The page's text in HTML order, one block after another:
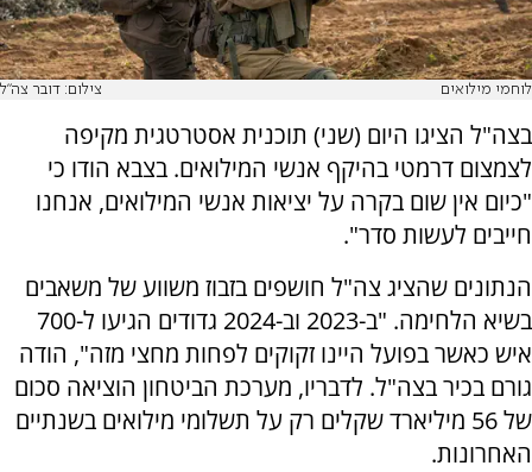
לוחמי מילואים צילום: דובר צה"ל
בצה"ל הציגו היום (שני) תוכנית אסטרטגית מקיפה
לצמצום דרמטי בהיקף אנשי המילואים. בצבא הודו כי
"כיום אין שום בקרה על יציאות אנשי המילואים, אנחנו
חייבים לעשות סדר".
הנתונים שהציג צה"ל חושפים בזבוז משווע של משאבים
בשיא הלחימה. "ב-2023 וב-2024 גדודים הגיעו ל-700
איש כאשר בפועל היינו זקוקים לפחות מחצי מזה", הודה
גורם בכיר בצה"ל. לדבריו, מערכת הביטחון הוציאה סכום
של 56 מיליארד שקלים רק על תשלומי מילואים בשנתיים
האחרונות.